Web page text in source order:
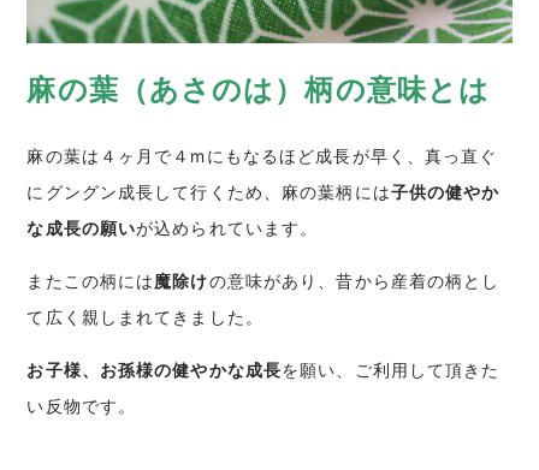
麻の葉（あさのは）柄の意味とは
麻の葉は４ヶ月で４mにもなるほど成長が早く、真っ直ぐ
にグングン成長して行くため、麻の葉柄には子供の健やか
な成長の願いが込められています。
またこの柄には魔除けの意味があり、昔から産着の柄とし
て広く親しまれてきました。
お子様、お孫様の健やかな成長を願い、ご利用して頂きた
い反物です。